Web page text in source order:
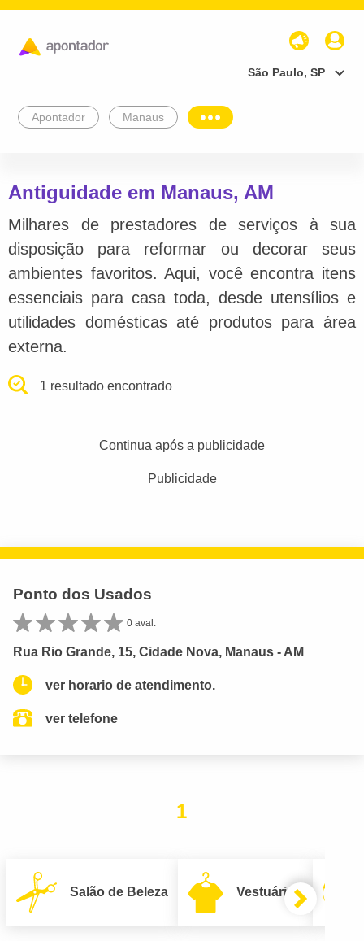
São Paulo, SP
Apontador Manaus
Antiguidade em Manaus, AM
Milhares de prestadores de serviços à sua
disposição para reformar ou decorar seus
ambientes favoritos. Aqui, você encontra itens
essenciais para casa toda, desde utensílios e
utilidades domésticas até produtos para área
externa.
1 resultado encontrado
Continua após a publicidade
Publicidade
Ponto dos Usados
0 aval.
Rua Rio Grande, 15, Cidade Nova, Manaus - AM
ver horario de atendimento.
ver telefone
1
Salão de Beleza Vestuário